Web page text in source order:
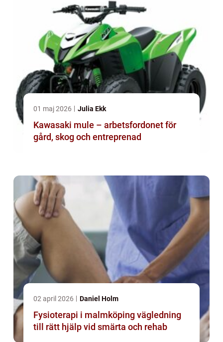
01 maj 2026 Julia Ekk
Kawasaki mule – arbetsfordonet för
gård, skog och entreprenad
02 april 2026 Daniel Holm
Fysioterapi i malmköping vägledning
till rätt hjälp vid smärta och rehab